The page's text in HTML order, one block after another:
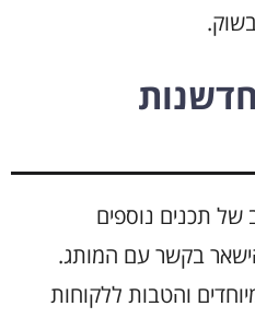
של תכנים נוספים
בקשר עם המותג.
והטבות ללקוחות